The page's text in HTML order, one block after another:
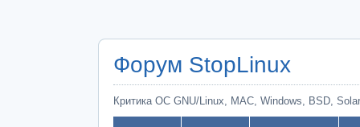
Форум StopLinux
Критика ОС GNU/Linux, MAC, Windows, BSD,